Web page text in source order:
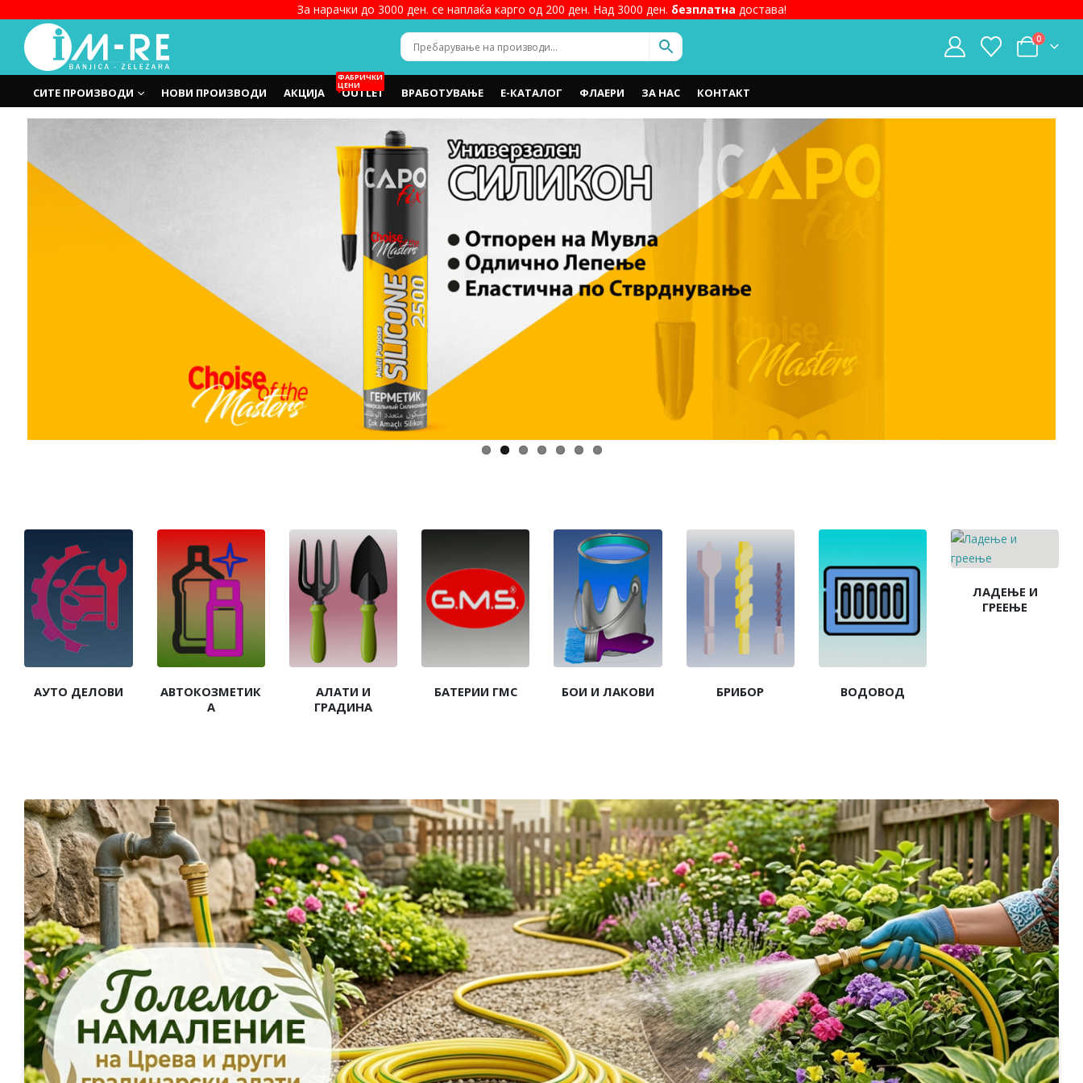
За нарачки до 3000 ден. се наплаќа карго од 200 ден. Над 3000 ден. безплатна достава!
0
СИТЕ ПРОИЗВОДИ НОВИ ПРОИЗВОДИ АКЦИЈА OUTLET
ФАБРИЧКИ
ЦЕНИ
ВРАБОТУВАЊЕ Е-КАТАЛОГ ФЛАЕРИ ЗА НАС КОНТАКТ
АУТО ДЕЛОВИ
АВТОКОЗМЕТИК
А
АЛАТИ И
ГРАДИНА
БАТЕРИИ ГМС БОИ И ЛАКОВИ БРИБОР ВОДОВОД
ЛАДЕЊЕ И
ГРЕЕЊЕ